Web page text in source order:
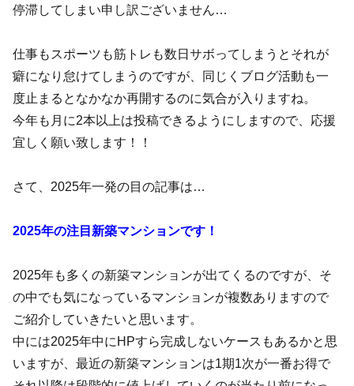
停滞してしまい申し訳ございません…
仕事もスポーツも筋トレも数日サボってしまうとそれが
癖になり怠けてしまうのですが、同じくブログ活動も一
度止まるとなかなか再開するのに気合が入りますね。
今年も月に2本以上は投稿できるようにしますので、応援
宜しく願い致します！！
さて、2025年一発の目の記事は…
2025年の注目新築マンションです！
2025年も多くの新築マンションが出てくるのですが、そ
の中でも気になっているマンションが複数ありますので
ご紹介していきたいと思います。
中には2025年中にHPすら完成しないケースもあるかと思
いますが、最近の新築マンションは1期1次が一番お得で